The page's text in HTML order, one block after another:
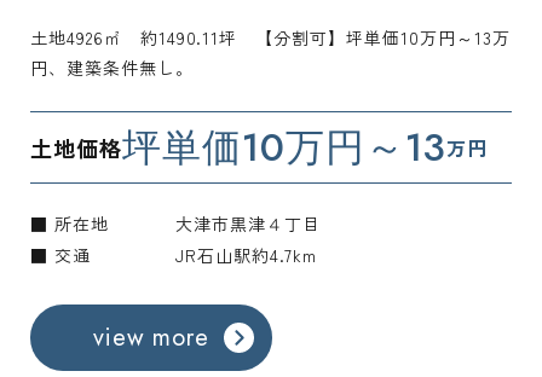
土地4926㎡ 約1490.11坪 【分割可】坪単価10万円～13万
円、建築条件無し。
土地価格坪単価10万円～13万円
■ 所在地
大津市黒津４丁目
■ 交通
JR石山駅約4.7km
view more